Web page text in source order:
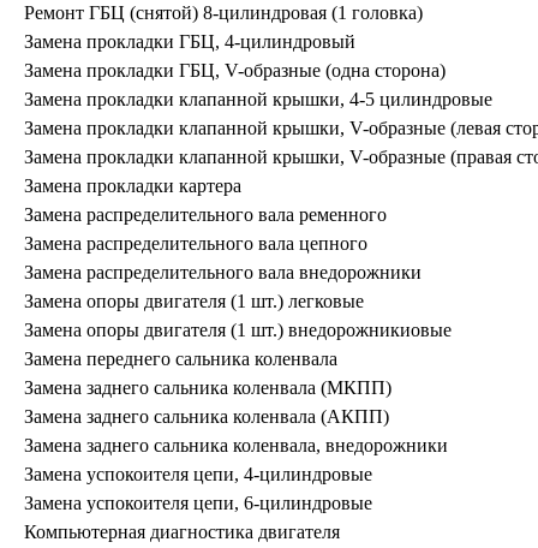
Ремонт ГБЦ (снятой) 8-цилиндровая (1 головка)
Замена прокладки ГБЦ, 4-цилиндровый
Замена прокладки ГБЦ, V-образные (одна сторона)
Замена прокладки клапанной крышки, 4-5 цилиндровые
Замена прокладки клапанной крышки, V-образные (левая
Замена прокладки клапанной крышки, V-образные (правая
Замена прокладки картера
Замена распределительного вала ременного
Замена распределительного вала цепного
Замена распределительного вала внедорожники
Замена опоры двигателя (1 шт.) легковые
Замена опоры двигателя (1 шт.) внедорожникиовые
Замена переднего сальника коленвала
Замена заднего сальника коленвала (МКПП)
Замена заднего сальника коленвала (АКПП)
Замена заднего сальника коленвала, внедорожники
Замена успокоителя цепи, 4-цилиндровые
Замена успокоителя цепи, 6-цилиндровые
Компьютерная диагностика двигателя